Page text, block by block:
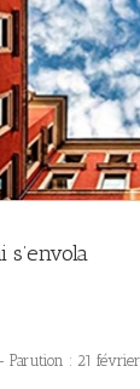
s’envola
Parution : 21